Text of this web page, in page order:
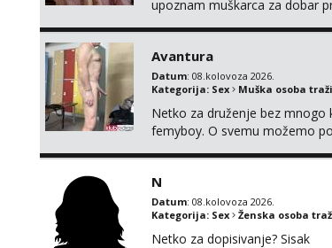
upoznam muškarca za dobar
Avantura
Datum: 08.kolovoza 2026.
Kategorija: Sex Muška osoba
Netko za druženje bez mnogo
femyboy. O svemu možemo
N
Datum: 08.kolovoza 2026.
Kategorija: Sex Ženska osoba
Netko za dopisivanje? Sisak